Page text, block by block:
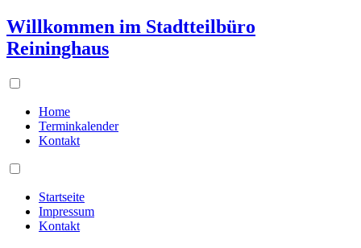
Willkommen im Stadtteilbüro
Reininghaus
Home
Terminkalender
Kontakt
Startseite
Impressum
Kontakt